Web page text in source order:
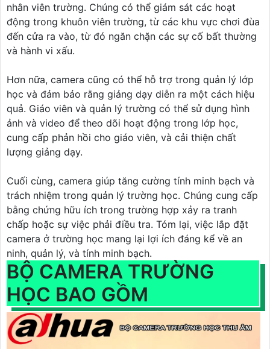
nhân viên trường. Chúng có thể giám sát các hoạt
động trong khuôn viên trường, từ các khu vực chơi đùa
đến cửa ra vào, từ đó ngăn chặn các sự cố bất thường
và hành vi xấu.
Hơn nữa, camera cũng có thể hỗ trợ trong quản lý lớp
học và đảm bảo rằng giảng dạy diễn ra một cách hiệu
quả. Giáo viên và quản lý trường có thể sử dụng hình
ảnh và video để theo dõi hoạt động trong lớp học,
cung cấp phản hồi cho giáo viên, và cải thiện chất
lượng giảng dạy.
Cuối cùng, camera giúp tăng cường tính minh bạch và
trách nhiệm trong quản lý trường học. Chúng cung cấp
bằng chứng hữu ích trong trường hợp xảy ra tranh
chấp hoặc sự việc phải điều tra. Tóm lại, việc lắp đặt
camera ở trường học mang lại lợi ích đáng kể về an
ninh, quản lý, và tính minh bạch.
BỘ CAMERA TRƯỜNG
HỌC BAO GỒM